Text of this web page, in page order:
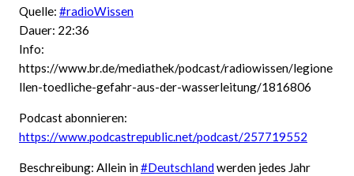
Quelle: #radioWissen
Dauer: 22:36
Info:
https://www.br.de/mediathek/podcast/radiowissen/legione
llen-toedliche-gefahr-aus-der-wasserleitung/1816806
Podcast abonnieren:
https://www.podcastrepublic.net/podcast/257719552
Beschreibung: Allein in#Deutschlandwerden jedes Jahr